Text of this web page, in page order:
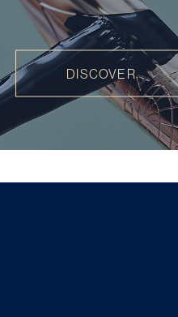
DISCOVER